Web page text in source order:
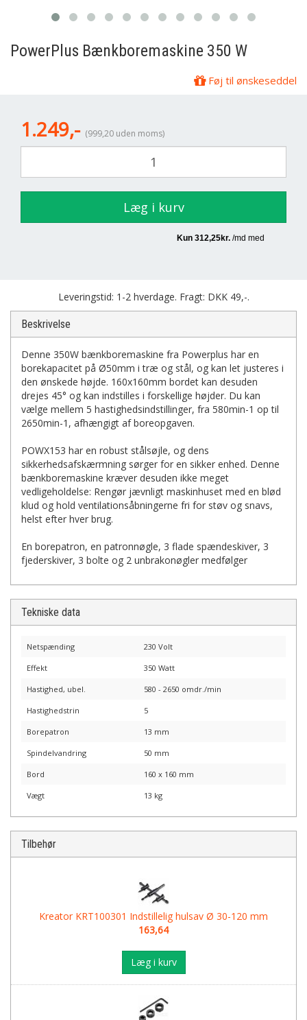
PowerPlus Bænkboremaskine 350 W
Føj til ønskeseddel
1.249,- (999,20 uden moms)
Læg i kurv
Leveringstid: 1-2 hverdage. Fragt: DKK 49,-.
Beskrivelse
Denne 350W bænkboremaskine fra Powerplus har en
borekapacitet på Ø50mm i træ og stål, og kan let justeres i
den ønskede højde. 160x160mm bordet kan desuden
drejes 45° og kan indstilles i forskellige højder. Du kan
vælge mellem 5 hastighedsindstillinger, fra 580min-1 op til
2650min-1, afhængigt af boreopgaven.
POWX153 har en robust stålsøjle, og dens
sikkerhedsafskærmning sørger for en sikker enhed. Denne
bænkboremaskine kræver desuden ikke meget
vedligeholdelse: Rengør jævnligt maskinhuset med en blød
klud og hold ventilationsåbningerne fri for støv og snavs,
helst efter hver brug.
En borepatron, en patronnøgle, 3 flade spændeskiver, 3
fjederskiver, 3 bolte og 2 unbrakonøgler medfølger
Tekniske data
Netspænding 230 Volt
Effekt 350 Watt
Hastighed, ubel. 580 - 2650 omdr./min
Hastighedstrin 5
Borepatron 13 mm
Spindelvandring 50 mm
Bord 160 x 160 mm
Vægt 13 kg
Tilbehør
Kreator KRT100301 Indstillelig hulsav Ø 30-120 mm
163,64
Læg i kurv